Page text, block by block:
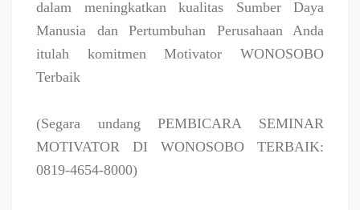
dalam meningkatkan kualitas Sumber Daya
Manusia dan Pertumbuhan Perusahaan Anda
itulah komitmen Motivator WONOSOBO
Terbaik
(Segara undang PEMBICARA SEMINAR
MOTIVATOR DI WONOSOBO TERBAIK:
0819-4654-8000)